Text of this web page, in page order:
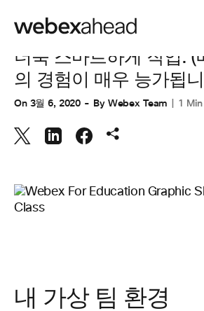
화상 회의
더욱 스마트하게 작업: (
의 경험이 매우 능가됩
On 3월 6, 2020 By Webex Team 1
내 가상 팀 환경